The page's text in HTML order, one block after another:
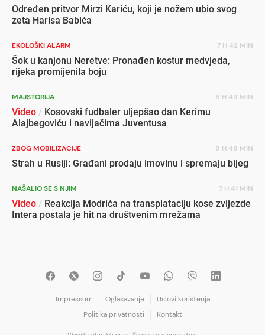
Određen pritvor Mirzi Kariću, koji je nožem ubio svog
zeta Harisa Babića
EKOLOŠKI ALARM 7 H 42 MIN
Šok u kanjonu Neretve: Pronađen kostur medvjeda,
rijeka promijenila boju
MAJSTORIJA 8 H 49 MIN
Video / Kosovski fudbaler uljepšao dan Kerimu
Alajbegoviću i navijačima Juventusa
ZBOG MOBILIZACIJE 8 H 48 MIN
Strah u Rusiji: Građani prodaju imovinu i spremaju bijeg
NAŠALIO SE S NJIM 7 H 41 MIN
Video / Reakcija Modrića na transplataciju kose zvijezde
Intera postala je hit na društvenim mrežama
Impressum Oglašavanje
Uslovi korištenja
Politika privatnosti
Kontakt